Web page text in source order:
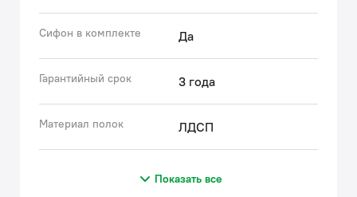
Сифон в комплекте Да
Гарантийный срок 3 года
Материал полок ЛДСП
Показать все